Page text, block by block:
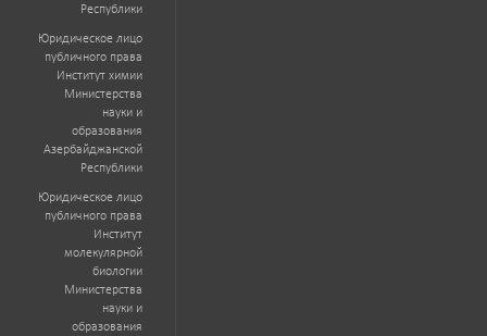
Республики
Юридическое лицо
публичного права
Институт химии
Министерства
науки и
образования
Азербайджанской
Республики
Юридическое лицо
публичного права
Институт
молекулярной
биологии
Министерства
науки и
образования